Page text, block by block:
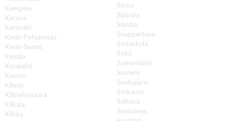
Kempele
Kerava
Kerimäki
Keski-Pohjanmaa
Keski-Suomi
Kestilä
Kesälahti
Keuruu
Kihniö
Kiihtelysvaara
Kiikala
Kiikka
Sipoo
Sippola
Siuntio
Snappertuna
Sodankylä
Soini
Somerniemi
Somero
Sonkajärvi
Sotkamo
Sulkava
Sumiainen